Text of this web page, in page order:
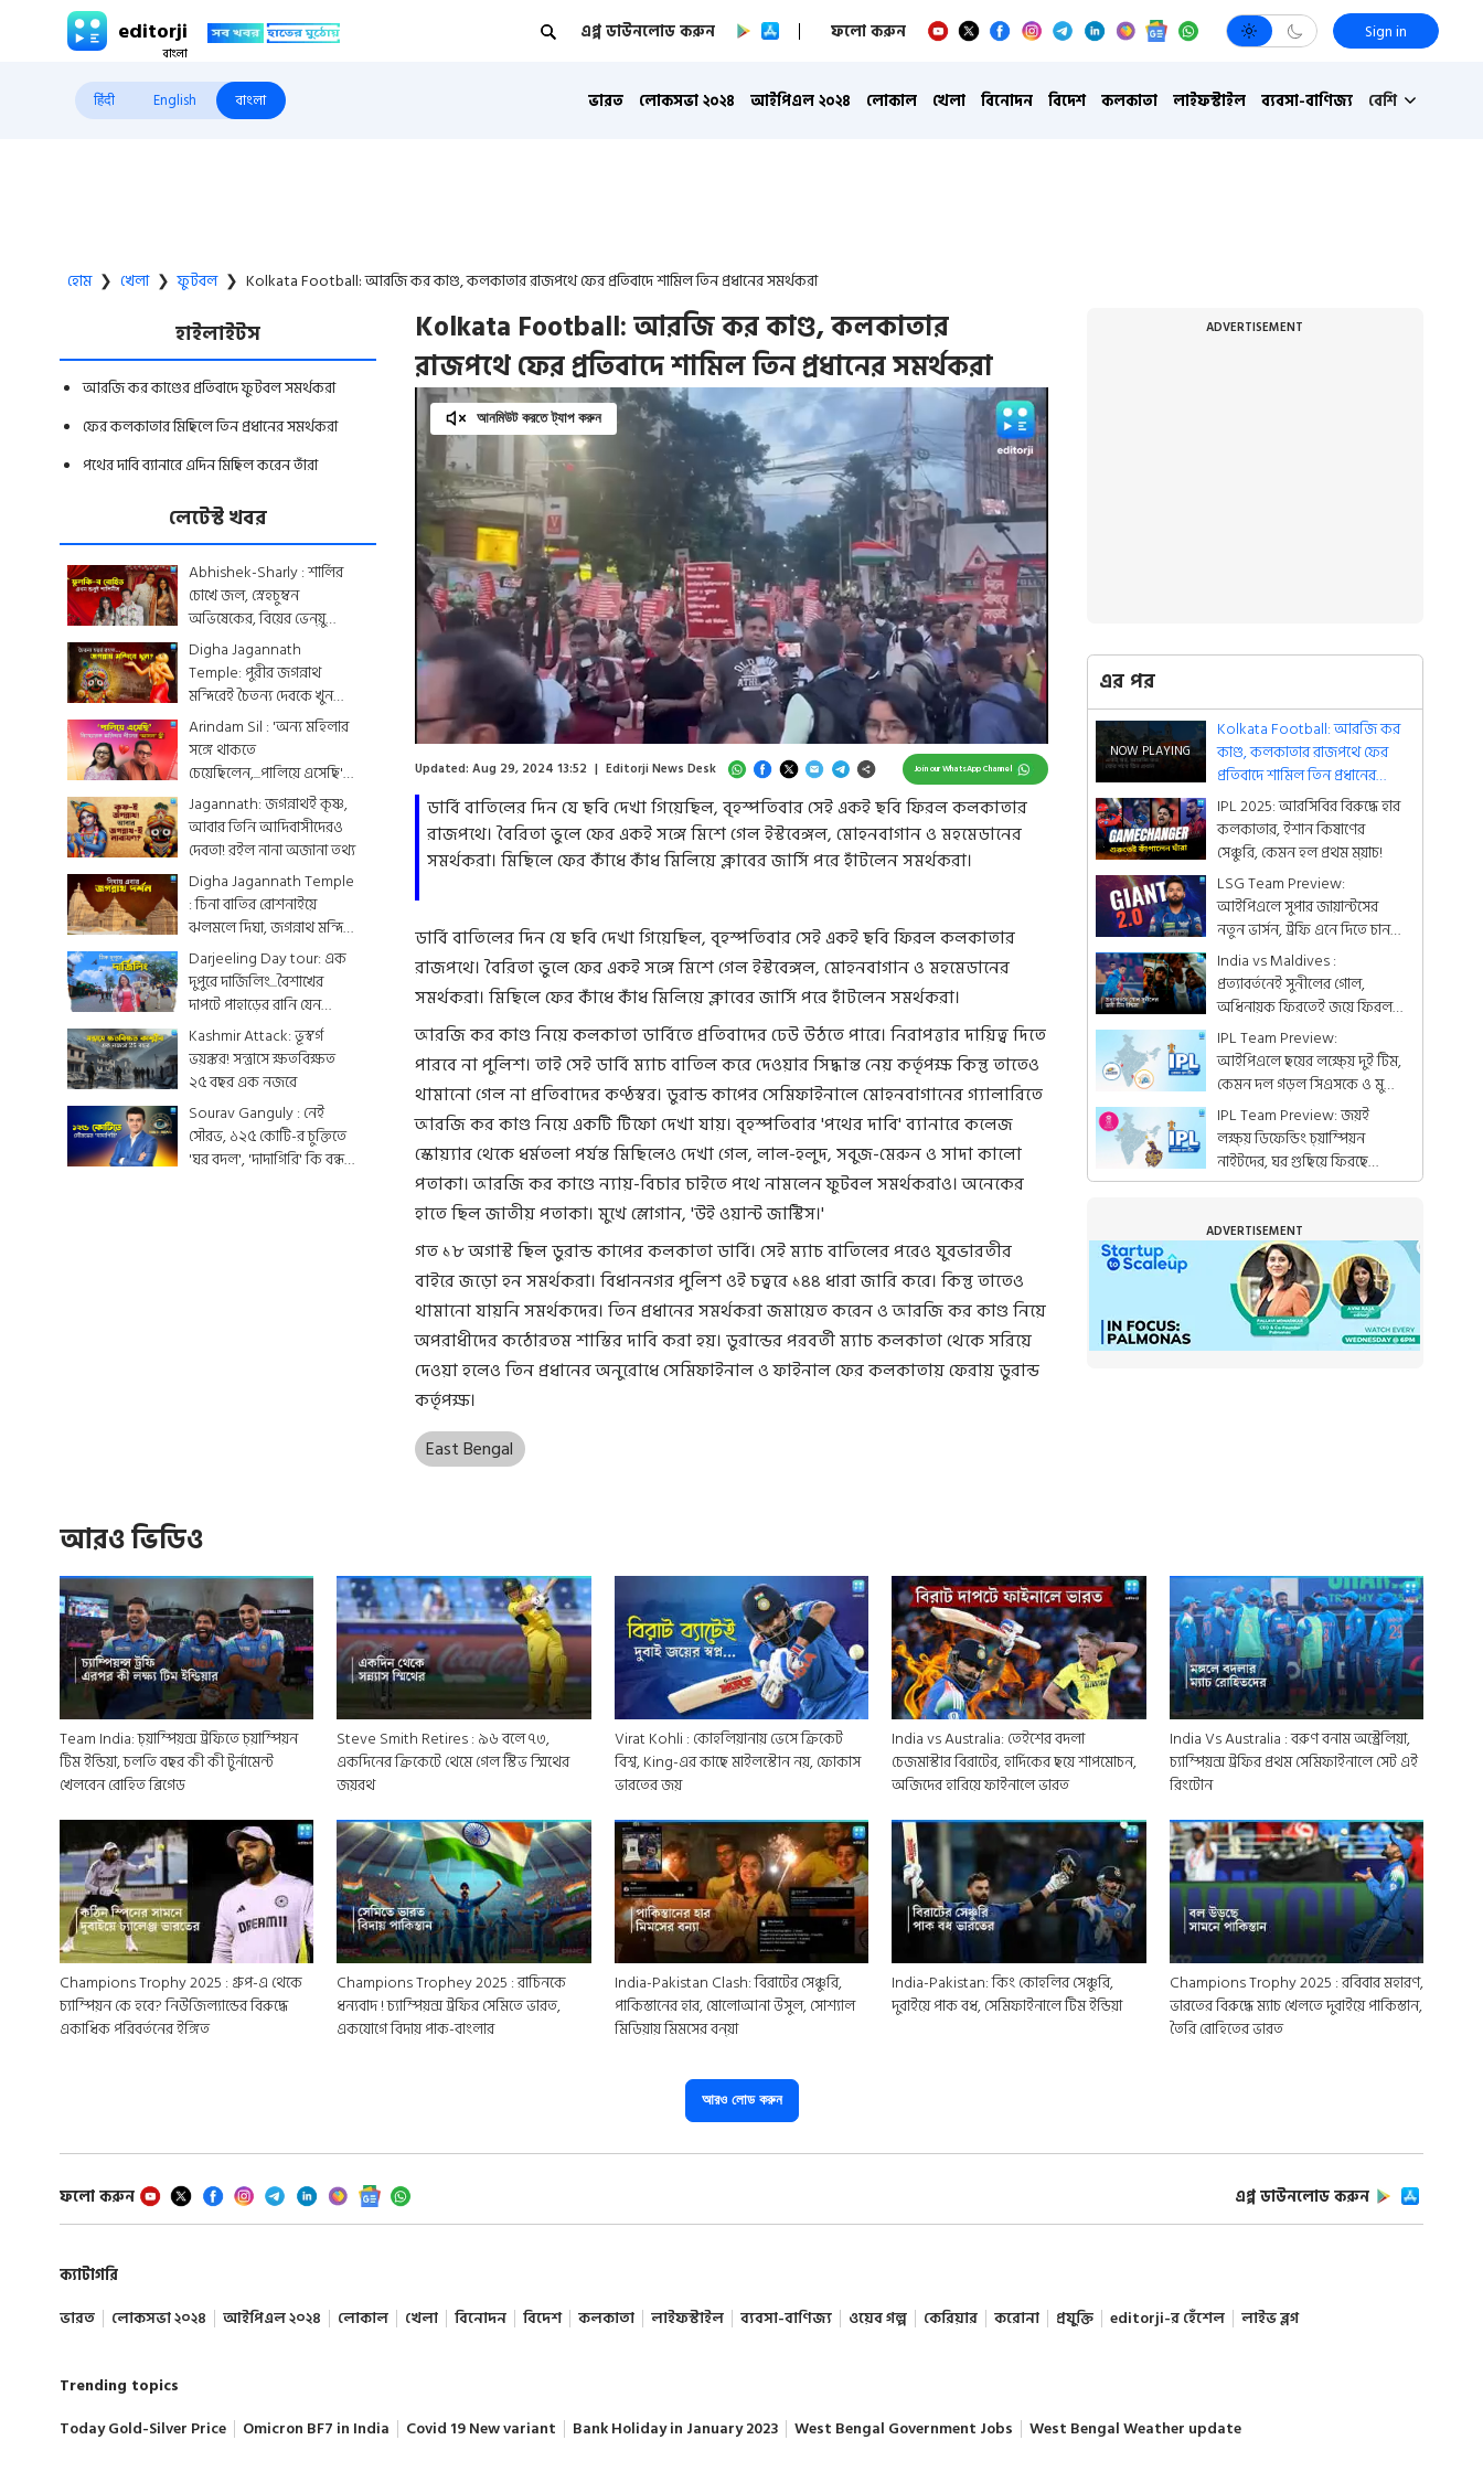
editorji এপ্প ডাউনলোড করুন ফলো করুন Sign in
हिंदी English বাংলা ভারত লোকসভা ২০২৪ আইপিএল ২০২৪ লোকাল খেলা বিনোদন বিদেশ কলকাতা লাইফস্টাইল ব্যবসা-বাণিজ্য বেশি
হোম ❯ খেলা ❯ ফুটবল ❯ Kolkata Football: আরজি কর কাণ্ড, কলকাতার রাজপথে ফের প্রতিবাদে শামিল তিন প্রধানের সমর্থকরা
হাইলাইটস
আরজি কর কাণ্ডের প্রতিবাদে ফুটবল সমর্থকরা
ফের কলকাতার মিছিলে তিন প্রধানের সমর্থকরা
পথের দাবি ব্যানারে এদিন মিছিল করেন তাঁরা
লেটেস্ট খবর
Abhishek-Sharly : শার্লির
চোখে জল, স্নেহচুম্বন
অভিষেকের, বিয়ের ভেন্য়ু
থেকে মেনু...দেখে নিন
একঝলকে
Digha Jagannath
Temple: পুরীর জগন্নাথ
মন্দিরেই চৈতন্য দেবকে খুন
করা হয়েছিল? জেনে নিন
রোমহর্ষক কাহিনী
Arindam Sil : 'অন্য মহিলার
সঙ্গে থাকতে
চেয়েছিলেন,...পালিয়ে এসেছি',
বিস্ফোরক অরিন্দমের স্ত্রী
Jagannath: জগন্নাথই কৃষ্ণ,
আবার তিনি আদিবাসীদেরও
দেবতা! রইল নানা অজানা তথ্য
Digha Jagannath Temple
: চিনা বাতির রোশনাইয়ে
ঝলমলে দিঘা, জগন্নাথ মন্দিরে
শেষ মুহূর্তের সাজসজ্জা তুঙ্গে
Darjeeling Day tour: এক
দুপুরে দার্জিলিং...বৈশাখের
দাপটে পাহাড়ের রানি যেন
একটুকরো স্বর্গ
Kashmir Attack: ভূস্বর্গ
ভয়ঙ্কর! সন্ত্রাসে ক্ষতবিক্ষত
২৫ বছর এক নজরে
Sourav Ganguly : নেই
সৌরভ, ১২৫ কোটি-র চুক্তিতে
'ঘর বদল', 'দাদাগিরি' কি বন্ধ
Kolkata Football: আরজি কর কাণ্ড, কলকাতার
রাজপথে ফের প্রতিবাদে শামিল তিন প্রধানের সমর্থকরা
ডার্বি বাতিলের দিন যে ছবি দেখা গিয়েছিল, বৃহস্পতিবার সেই একই ছবি ফিরল কলকাতার
রাজপথে। বৈরিতা ভুলে ফের একই সঙ্গে মিশে গেল ইস্টবেঙ্গল, মোহনবাগান ও মহমেডানের
সমর্থকরা। মিছিলে ফের কাঁধে কাঁধ মিলিয়ে ক্লাবের জার্সি পরে হাঁটলেন সমর্থকরা।
Updated: Aug 29, 2024 13:52 | Editorji News Desk Join our WhatsApp Channel
আনমিউট করতে ট্যাপ করুন
Unmute
Loaded:
71.60%
ডার্বি বাতিলের দিন যে ছবি দেখা গিয়েছিল, বৃহস্পতিবার সেই একই ছবি ফিরল কলকাতার
রাজপথে। বৈরিতা ভুলে ফের একই সঙ্গে মিশে গেল ইস্টবেঙ্গল, মোহনবাগান ও মহমেডানের
সমর্থকরা। মিছিলে ফের কাঁধে কাঁধ মিলিয়ে ক্লাবের জার্সি পরে হাঁটলেন সমর্থকরা।
আরজি কর কাণ্ড নিয়ে কলকাতা ডার্বিতে প্রতিবাদের ঢেউ উঠতে পারে। নিরাপত্তার দায়িত্ব দিতে
পারবে না পুলিশ। তাই সেই ডার্বি ম্যাচ বাতিল করে দেওয়ার সিদ্ধান্ত নেয় কর্তৃপক্ষ কিন্তু তাতেও
থামানো গেল না প্রতিবাদের কণ্ঠস্বর। ডুরান্ড কাপের সেমিফাইনালে মোহনবাগানের গ্যালারিতে
আরজি কর কাণ্ড নিয়ে একটি টিফো দেখা যায়। বৃহস্পতিবার 'পথের দাবি' ব্যানারে কলেজ
স্কোয়্যার থেকে ধর্মতলা পর্যন্ত মিছিলেও দেখা গেল, লাল-হলুদ, সবুজ-মেরুন ও সাদা কালো
পতাকা। আরজি কর কাণ্ডে ন্যায়-বিচার চাইতে পথে নামলেন ফুটবল সমর্থকরাও। অনেকের
হাতে ছিল জাতীয় পতাকা। মুখে স্লোগান, 'উই ওয়ান্ট জাস্টিস।'
গত ১৮ অগাস্ট ছিল ডুরান্ড কাপের কলকাতা ডার্বি। সেই ম্যাচ বাতিলের পরেও যুবভারতীর
বাইরে জড়ো হন সমর্থকরা। বিধাননগর পুলিশ ওই চত্বরে ১৪৪ ধারা জারি করে। কিন্তু তাতেও
থামানো যায়নি সমর্থকদের। তিন প্রধানের সমর্থকরা জমায়েত করেন ও আরজি কর কাণ্ড নিয়ে
অপরাধীদের কঠোরতম শাস্তির দাবি করা হয়। ডুরান্ডের পরবর্তী ম্যাচ কলকাতা থেকে সরিয়ে
দেওয়া হলেও তিন প্রধানের অনুরোধে সেমিফাইনাল ও ফাইনাল ফের কলকাতায় ফেরায় ডুরান্ড
কর্তৃপক্ষ।
East Bengal
ADVERTISEMENT
এর পর
Kolkata Football: আরজি কর
কাণ্ড, কলকাতার রাজপথে ফের
প্রতিবাদে শামিল তিন প্রধানের
সমর্থকরা
IPL 2025: আরসিবির বিরুদ্ধে হার
কলকাতার, ইশান কিষাণের
সেঞ্চুরি, কেমন হল প্রথম ম্য়াচ!
LSG Team Preview:
আইপিএলে সুপার জায়ান্টসের
নতুন ভার্সন, ট্রফি এনে দিতে চান
ঋষভ পন্থ
India vs Maldives :
প্রত্যাবর্তনেই সুনীলের গোল,
অধিনায়ক ফিরতেই জয়ে ফিরল
ভারত
IPL Team Preview:
আইপিএলে ছয়ের লক্ষ্য়ে দুই টিম,
কেমন দল গড়ল সিএসকে ও মুম্বই
ইন্ডিয়ান্স!
IPL Team Preview: জয়ই
লক্ষ্য় ডিফেন্ডিং চ্য়াম্পিয়ন
নাইটদের, ঘর গুছিয়ে ফিরছে
রাজস্থানও
ADVERTISEMENT
আরও ভিডিও
Team India: চ্য়াম্পিয়ন্স ট্রফিতে চ্য়াম্পিয়ন
টিম ইন্ডিয়া, চলতি বছর কী কী টুর্নামেন্ট
খেলবেন রোহিত ব্রিগেড
Steve Smith Retires : ৯৬ বলে ৭৩,
একদিনের ক্রিকেটে থেমে গেল স্টিভ স্মিথের
জয়রথ
Virat Kohli : কোহলিয়ানায় ভেসে ক্রিকেট
বিশ্ব, King-এর কাছে মাইলস্টোন নয়, ফোকাস
ভারতের জয়
India vs Australia: তেইশের বদলা
চেজমাস্টার বিরাটের, হার্দিকের ছয়ে শাপমোচন,
অজিদের হারিয়ে ফাইনালে ভারত
India Vs Australia : বরুণ বনাম অস্ট্রেলিয়া,
চ্যাম্পিয়ন্স ট্রফির প্রথম সেমিফাইনালে সেট এই
রিংটোন
Champions Trophy 2025 : গ্রুপ-এ থেকে
চ্যাম্পিয়ন কে হবে? নিউজিল্যান্ডের বিরুদ্ধে
একাধিক পরিবর্তনের ইঙ্গিত
Champions Trophey 2025 : রাচিনকে
ধন্যবাদ ! চ্যাম্পিয়ন্স ট্রফির সেমিতে ভারত,
একযোগে বিদায় পাক-বাংলার
India-Pakistan Clash: বিরাটের সেঞ্চুরি,
পাকিস্তানের হার, ষোলোআনা উসুল, সোশ্যাল
মিডিয়ায় মিমসের বন্য়া
India-Pakistan: কিং কোহলির সেঞ্চুরি,
দুবাইয়ে পাক বধ, সেমিফাইনালে টিম ইন্ডিয়া
Champions Trophy 2025 : রবিবার মহারণ,
ভারতের বিরুদ্ধে ম্যাচ খেলতে দুবাইয়ে পাকিস্তান,
তৈরি রোহিতের ভারত
আরও লোড করুন
ফলো করুন এপ্প ডাউনলোড করুন
ক্যাটাগরি
ভারত
লোকসভা ২০২৪ আইপিএল ২০২৪ লোকাল খেলা বিনোদন বিদেশ কলকাতা লাইফস্টাইল ব্যবসা-বাণিজ্য ওয়েব গল্প কেরিয়ার করোনা প্রযুক্তি editorji-র হেঁশেল লাইভ ব্লগ
Trending topics
Today Gold-Silver Price
Omicron BF7 in India Covid 19 New variant Bank Holiday in January 2023 West Bengal Government Jobs West Bengal Weather update